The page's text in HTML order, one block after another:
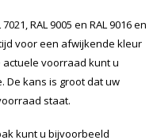
RAL 9005 en RAL 9016 en
voor een afwijkende kleur
actuele voorraad kunt u
De kans is groot dat uw
staat.
kunt u bijvoorbeeld